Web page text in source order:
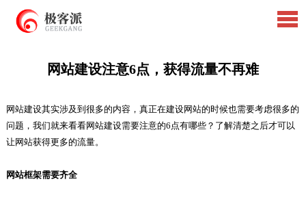
网站建设注意6点，获得流量不再难
网站建设其实涉及到很多的内容，真正在建设网站的时候也需要考虑很多的
问题，我们就来看看网站建设需要注意的6点有哪些？了解清楚之后才可以
让网站获得更多的流量。
网站框架需要齐全